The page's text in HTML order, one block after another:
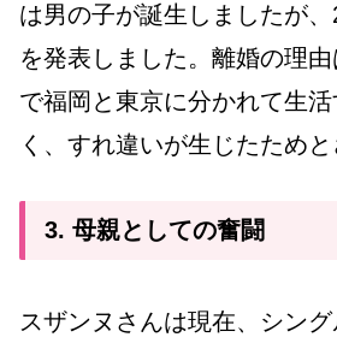
は男の子が誕生しましたが
を発表しました。離婚の理
で福岡と東京に分かれて生
く、すれ違いが生じたためと
3. 母親としての奮闘
スザンヌさんは現在、シン